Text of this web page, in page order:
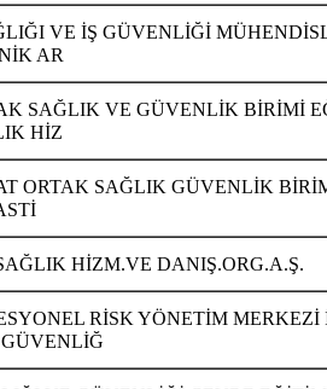
VE İŞ GÜVENLİĞİ
AR
SAĞLIK VE GÜVENLİK BİRİMİ
HİZ
ORTAK SAĞLIK GÜVENLİK
HİZM.VE DANIŞ.ORG.A.Ş.
RİSK YÖNETİM MERKEZİ